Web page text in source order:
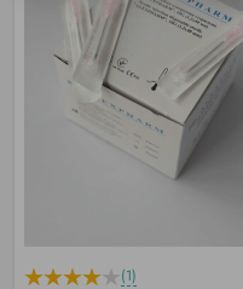
(1)